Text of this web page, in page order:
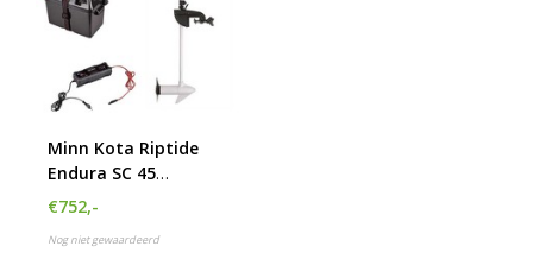
Minn Kota Riptide
Endura SC 45
complete set met
105Ah accu, accubak
en acculader
€752,-
Nog niet gewaardeerd